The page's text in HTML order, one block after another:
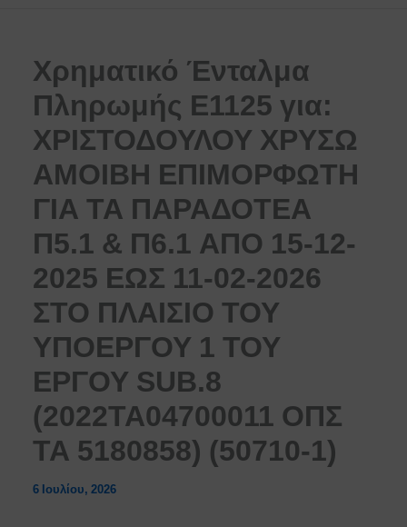
Χρηματικό Ένταλμα
Πληρωμής Ε1125 για:
ΧΡΙΣΤΟΔΟΥΛΟΥ ΧΡΥΣΩ
ΑΜΟΙΒΗ ΕΠΙΜΟΡΦΩΤΗ
ΓΙΑ ΤΑ ΠΑΡΑΔΟΤΕΑ
Π5.1 & Π6.1 ΑΠΟ 15-12-
2025 ΕΩΣ 11-02-2026
ΣΤΟ ΠΛΑΙΣΙΟ ΤΟΥ
ΥΠΟΕΡΓΟΥ 1 ΤΟΥ
ΕΡΓΟΥ SUB.8
(2022ΤΑ04700011 ΟΠΣ
ΤΑ 5180858) (50710-1)
6 Ιουλίου, 2026